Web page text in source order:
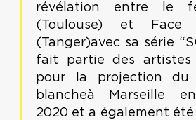
révélation entre le
(Toulouse) et
(Tanger)avec sa série
fait partie des artistes
pour la projection du
blancheà Marseille
2020 et a également